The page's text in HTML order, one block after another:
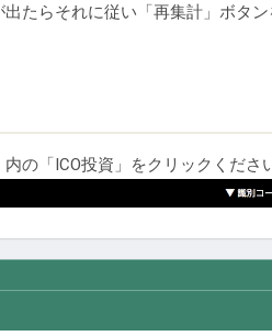
たらそれに従い「再集計」ボタ
の「ICO投資」をクリックくださ